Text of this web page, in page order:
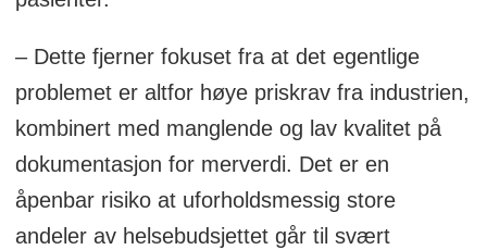
– Dette fjerner fokuset fra at det egentlige
problemet er altfor høye priskrav fra industrien,
kombinert med manglende og lav kvalitet på
dokumentasjon for merverdi. Det er en
åpenbar risiko at uforholdsmessig store
andeler av helsebudsjettet går til svært